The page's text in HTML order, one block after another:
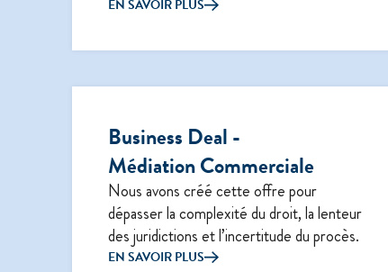
EN SAVOIR PLUS
Business Deal -
Médiation Commerciale
Nous avons créé cette offre pour
dépasser la complexité du droit, la lenteur
des juridictions et l’incertitude du procès.
EN SAVOIR PLUS